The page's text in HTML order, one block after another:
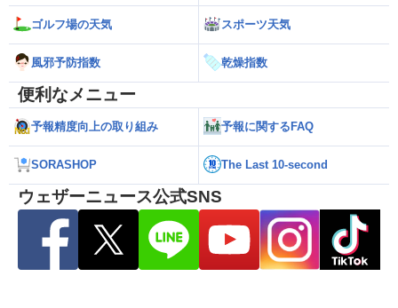
ゴルフ場の天気 スポーツ天気
風邪予防指数 乾燥指数
便利なメニュー
予報精度向上の取り組み 予報に関するFAQ
SORASHOP The Last 10-second
ウェザーニュース公式SNS